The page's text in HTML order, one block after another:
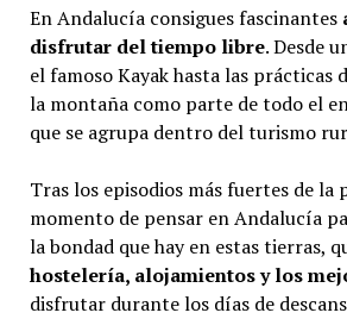
En Andalucía consigues fascinantes
disfrutar del tiempo libre. Desde
el famoso Kayak hasta las prácticas
la montaña como parte de todo el
que se agrupa dentro del turismo
Tras los episodios más fuertes de la
momento de pensar en Andalucía
la bondad que hay en estas tierras,
hostelería, alojamientos y los
disfrutar durante los días de